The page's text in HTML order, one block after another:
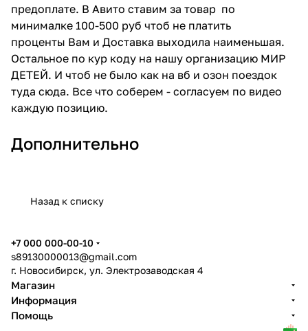
предоплате. В Авито ставим за товар по
минималке 100-500 руб чтоб не платить
проценты Вам и Доставка выходила наименьшая.
Остальное по кур коду на нашу организацию МИР
ДЕТЕЙ. И чтоб не было как на вб и озон поездок
туда сюда. Все что соберем - согласуем по видео
каждую позицию.
Дополнительно
Назад к списку
+7 000 000-00-10
s89130000013@gmail.com
г. Новосибирск, ул. Электрозаводская 4
Магазин
Информация
Помощь